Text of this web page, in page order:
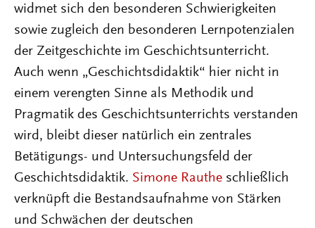
widmet sich den besonderen Schwierigkeiten
sowie zugleich den besonderen Lernpotenzialen
der Zeitgeschichte im Geschichtsunterricht.
Auch wenn „Geschichtsdidaktik“ hier nicht in
einem verengten Sinne als Methodik und
Pragmatik des Geschichtsunterrichts verstanden
wird, bleibt dieser natürlich ein zentrales
Betätigungs- und Untersuchungsfeld der
Geschichtsdidaktik. Simone Rauthe schließlich
verknüpft die Bestandsaufnahme von Stärken
und Schwächen der deutschen